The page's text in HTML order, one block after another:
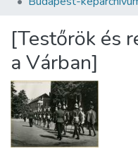
Statistics
About us
[Testőrök és
a Várban]